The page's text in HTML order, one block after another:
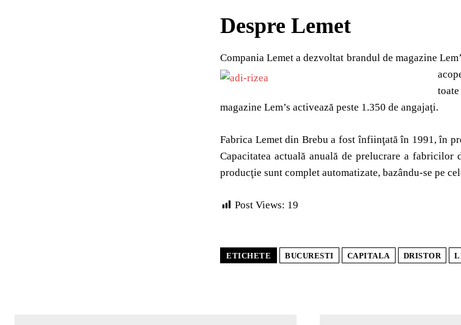
Despre Lemet
Compania Lemet a dezvoltat brandul de magazine
magazine Lem’s activează peste 1.350 de angajaţi.
Fabrica Lemet din Brebu a fost înfiinţată în 1991, în
Capacitatea actuală anuală de prelucrare a
producţie sunt complet automatizate, bazându-se pe
Post Views: 19
ETICHETE BUCURESTI CAPITALA DRISTOR